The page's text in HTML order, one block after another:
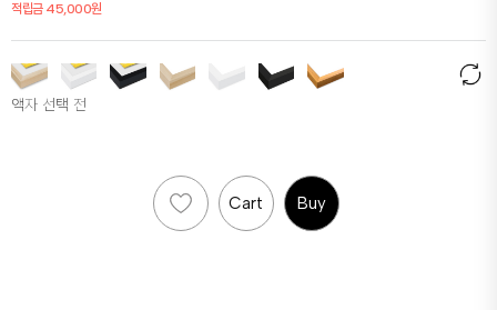
적립금 45,000원
액자 선택 전
Cart Buy